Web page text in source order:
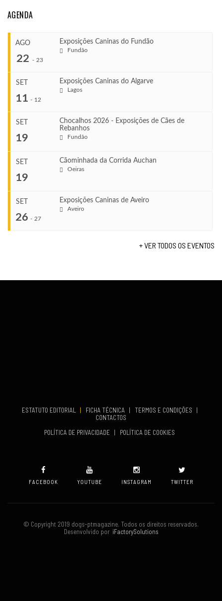
AGENDA
AGO
22 - 23
Exposições Caninas do Fundão
Fundão
Ago 22, 2026
Ago 23, 2026
VENUE
SET
11 - 12
Exposições Caninas do Algarve
Lagos
Set 11, 2026
Set 12, 2026
VENUE
SET
19
Chocalhos 2026 - Exposições de Cães de
Rebanhos
Fundão
Set 19, 2026
SET
19
Cãominhada da Corrida Auchan
Oeiras
SET
26 - 27
Exposições Caninas de Aveiro
Aveiro
+ VER TODOS OS EVENTOS
ESTATUTO EDITORIAL | FICHA TÉCNICA | TERMOS E CONDIÇÕES
|
CONTACTOS
POLÍTICA DE PRIVACIDADE
| POLÍTICA DE COOKIES
FACEBOOK YOUTUBE INSTAGRAM TWITTER
© Copyright 2019 dogs-ptmagazine. Todos os direitos reservados.
Desenvolvido poriFactorySolutions